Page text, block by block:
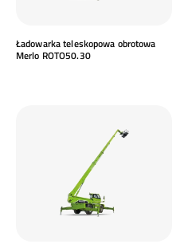
Ładowarka teleskopowa obrotowa
Merlo ROTO50.30